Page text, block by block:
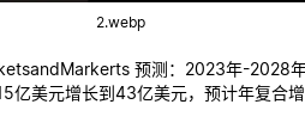
2.webp
预测：2023年-2028
亿美元增长到43亿美元，预计年复合